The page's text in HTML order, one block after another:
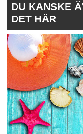
DU KANSKE
DET HÄR